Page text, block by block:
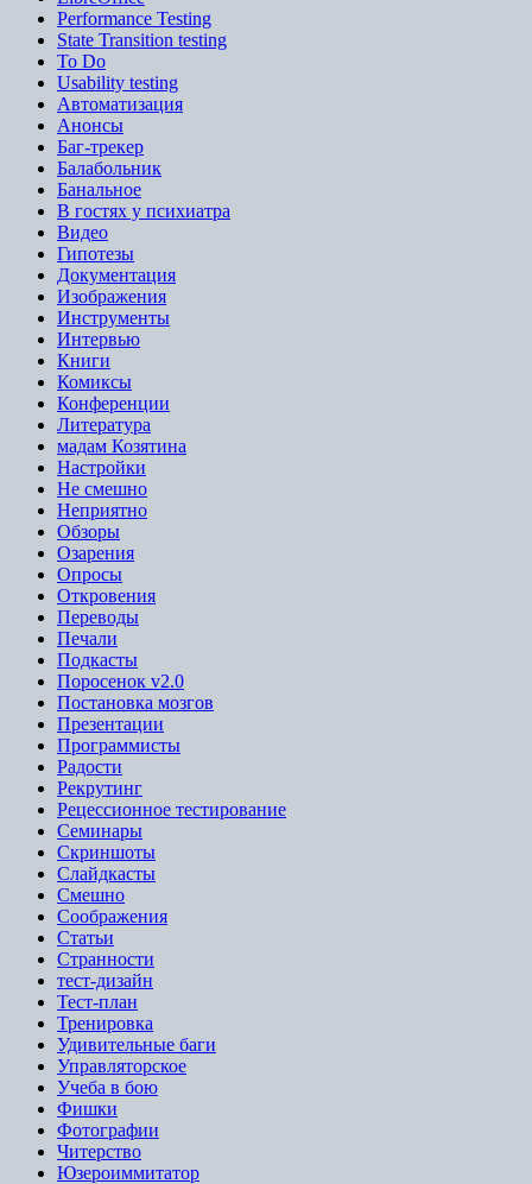
Performance Testing
State Transition testing
To Do
Usability testing
Автоматизация
Анонсы
Баг-трекер
Балабольник
Банальное
В гостях у психиатра
Видео
Гипотезы
Документация
Изображения
Инструменты
Интервью
Книги
Комиксы
Конференции
Литература
мадам Козятина
Настройки
Не смешно
Неприятно
Обзоры
Озарения
Опросы
Откровения
Переводы
Печали
Подкасты
Поросенок v2.0
Постановка мозгов
Презентации
Программисты
Радости
Рекрутинг
Рецессионное тестирование
Семинары
Скриншоты
Слайдкасты
Смешно
Соображения
Статьи
Странности
тест-дизайн
Тест-план
Тренировка
Удивительные баги
Управляторское
Учеба в бою
Фишки
Фотографии
Читерство
Юзероиммитатор